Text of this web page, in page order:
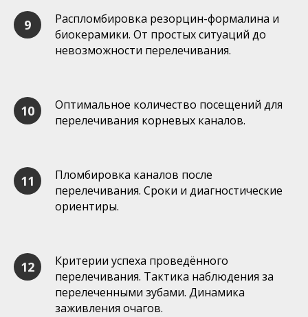
Распломбировка резорцин-формалина и
биокерамики. От простых ситуаций до
невозможности перелечивания.
Оптимальное количество посещений для
перелечивания корневых каналов.
Пломбировка каналов после
перелечивания. Сроки и диагностические
ориентиры.
Критерии успеха проведённого
перелечивания. Тактика наблюдения за
перелеченными зубами. Динамика
заживления очагов.